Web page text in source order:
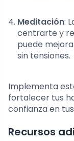
Meditación:
centrarte y
puede
sin tensiones.
Implementa
fortalecer tus
confianza en
Recursos